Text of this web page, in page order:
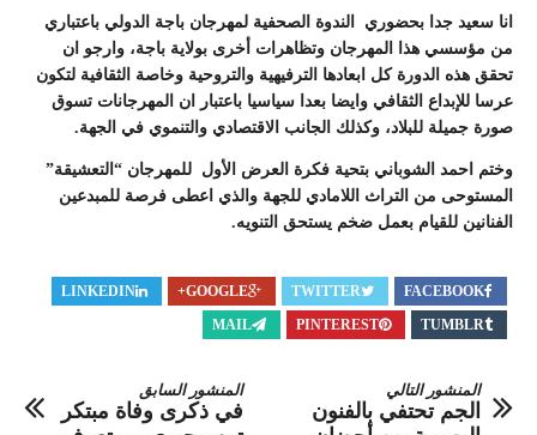
انا سعيد جدا بحضوري الندوة الصحفية لمهرجان باجة الدولي باعتباري
من مؤسسي هذا المهرجان وتظاهرات أخرى بولاية باجة، وارجو ان
تحقق هذه الدورة كل ابعادها الترفيهية والتروحية وخاصة الثقافية لتكون
عرسا للإبداع الثقافي وايضا بعدا سياسيا باعتبار ان المهرجانات تسوق
صورة جميلة للبلاد، وكذلك الجانب الاقتصادي والتنموي في الجهة.
وختم احمد الشوباني بتحية فكرة العرض الأول للمهرجان “التعشيقة”
المستوحى من التراث اللامادي للجهة والذي اعطى فرصة للمبدعين
الفنانين للقيام بعمل ضخم يستحق التنويه.
FACEBOOK
TWITTER
GOOGLE+
LINKEDIN
TUMBLR
PINTEREST
MAIL
المنشور السابق
في ذكرى وفاة مبتكر
المنشور التالي
الجم تحتفي بالفنون